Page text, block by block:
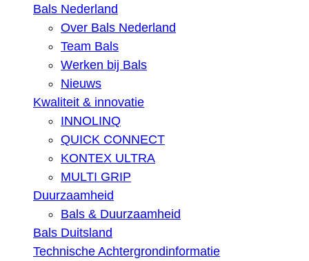
Bals Nederland
Over Bals Nederland
Team Bals
Werken bij Bals
Nieuws
Kwaliteit & innovatie
INNOLINQ
QUICK CONNECT
KONTEX ULTRA
MULTI GRIP
Duurzaamheid
Bals & Duurzaamheid
Bals Duitsland
Technische Achtergrondinformatie